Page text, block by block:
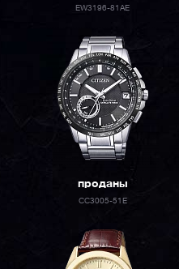
EW3196-81AE
проданы
CC3005-51E